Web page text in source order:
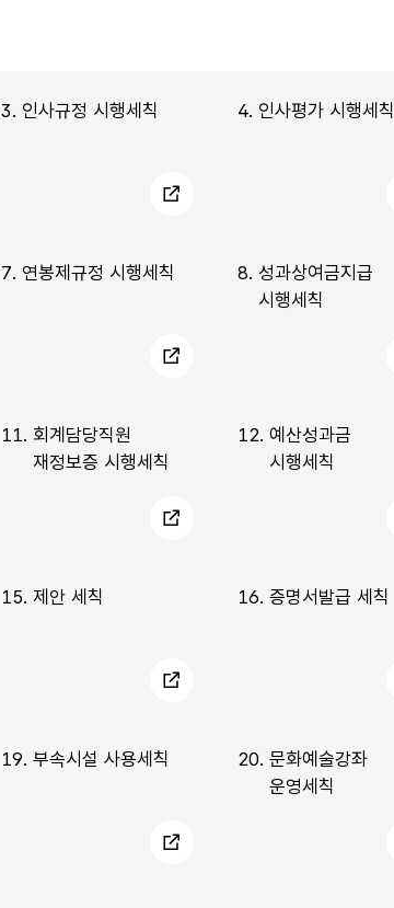
3. 인사규정 시행세칙 4. 인사평가 시행세칙
7. 연봉제규정 시행세칙 8. 성과상여금지급
시행세칙
11. 회계담당직원
재정보증 시행세칙
12. 예산성과금
시행세칙
15. 제안 세칙 16. 증명서발급 세칙
19. 부속시설 사용세칙 20. 문화예술강좌
운영세칙